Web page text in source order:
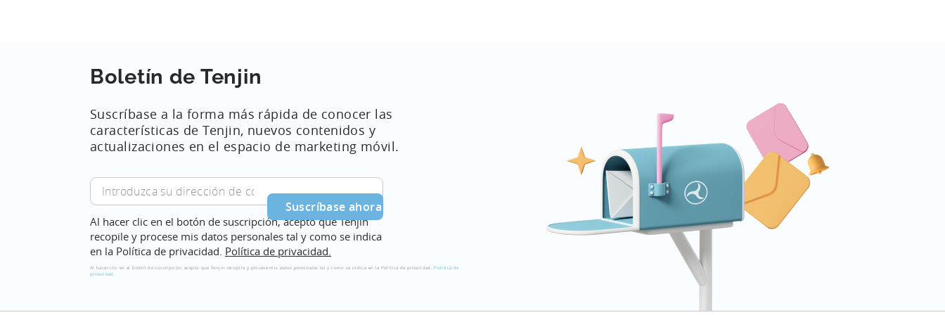
Boletín de Tenjin
Suscríbase a la forma más rápida de conocer las
características de Tenjin, nuevos contenidos y
actualizaciones en el espacio de marketing móvil.
Introduzca
su
dirección
de
correo
electrónico
Al hacer clic en el botón de suscripción, acepto que Tenjin
recopile y procese mis datos personales tal y como se indica
en la Política de privacidad. Política de privacidad.
Al hacer clic en el botón de suscripción, acepto que Tenjin recopile y procese mis datos personales tal y como se indica en la Política de privacidad.Política de
privacidad .